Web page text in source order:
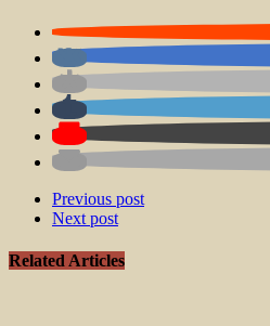
Previous post
Next post
Related Articles